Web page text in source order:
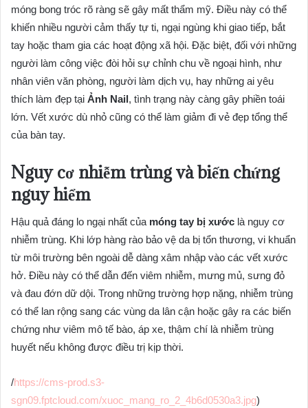
móng bong tróc rõ ràng sẽ gây mất thẩm mỹ. Điều này có thể
khiến nhiều người cảm thấy tự ti, ngại ngùng khi giao tiếp, bắt
tay hoặc tham gia các hoạt động xã hội. Đặc biệt, đối với những
người làm công việc đòi hỏi sự chỉnh chu về ngoại hình, như
nhân viên văn phòng, người làm dịch vụ, hay những ai yêu
thích làm đẹp tại Ảnh Nail, tình trạng này càng gây phiền toái
lớn. Vết xước dù nhỏ cũng có thể làm giảm đi vẻ đẹp tổng thể
của bàn tay.
Nguy cơ nhiễm trùng và biến chứng
nguy hiểm
Hậu quả đáng lo ngại nhất của móng tay bị xước là nguy cơ
nhiễm trùng. Khi lớp hàng rào bảo vệ da bị tổn thương, vi khuẩn
từ môi trường bên ngoài dễ dàng xâm nhập vào các vết xước
hở. Điều này có thể dẫn đến viêm nhiễm, mưng mủ, sưng đỏ
và đau đớn dữ dội. Trong những trường hợp nặng, nhiễm trùng
có thể lan rộng sang các vùng da lân cận hoặc gây ra các biến
chứng như viêm mô tế bào, áp xe, thậm chí là nhiễm trùng
huyết nếu không được điều trị kịp thời.
/https://cms-prod.s3-
sgn09.fptcloud.com/xuoc_mang_ro_2_4b6d0530a3.jpg)